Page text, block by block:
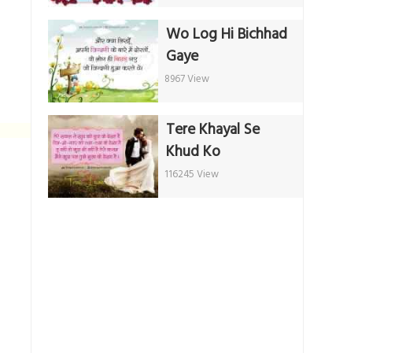
Wo Log Hi Bichhad
Gaye
8967 View
Tere Khayal Se
Khud Ko
116245 View